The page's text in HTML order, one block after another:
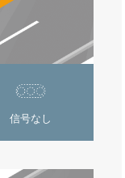
信号なし